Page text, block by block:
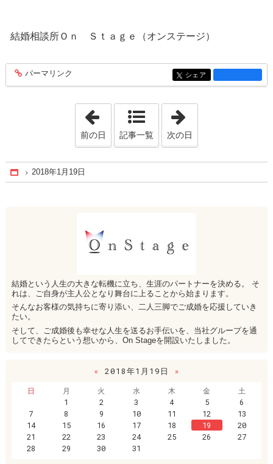
結婚相談所Ｏｎ Ｓｔａｇｅ（オンステージ）
entry1283
パーマリンク entry1283
シェア
「2017年12月 6日」
前の日 記事一覧 次の日
Home
2018年1月19日
結婚という人生の大きな転機に立ち、生涯のパートナーを決める。 そ
れは、ご自身が主人公となり舞台に上ることから始まります。
そんなお客様の気持ちに寄り添い、二人三脚でご成婚を応援していき
たい。
そして、ご成婚後も幸せな人生を送るお手伝いを、当社グループを通
してできたらという想いから、On Stageを開設いたしました。
« 2018年1月19日
»
日
月 火 水 木 金
土
1
2 3 4 5
6
7
8 9 10 11 12
13
14
15 16 17 18 19
20
21
22 23 24 25 26
27
28
29 30 31